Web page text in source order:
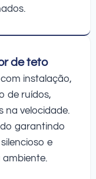
de teto
instalação,
de ruídos,
na velocidade.
garantindo
e